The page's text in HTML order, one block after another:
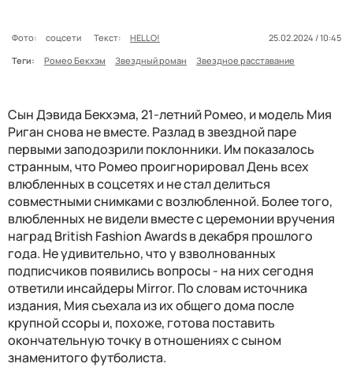
Фото: соцсети Текст: HELLO!
25.02.2024 / 10:45
Теги:
Ромео Бекхэм Звездный роман Звездное расставание
Сын Дэвида Бекхэма, 21-летний Ромео, и модель Мия
Риган снова не вместе. Разлад в звездной паре
первыми заподозрили поклонники. Им показалось
странным, что Ромео проигнорировал День всех
влюбленных в соцсетях и не стал делиться
совместными снимками с возлюбленной. Более того,
влюбленных не видели вместе с церемонии вручения
наград British Fashion Awards в декабря прошлого
года. Не удивительно, что у взволнованных
подписчиков появились вопросы - на них сегодня
ответили инсайдеры Mirror. По словам источника
издания, Мия съехала из их общего дома после
крупной ссоры и, похоже, готова поставить
окончательную точку в отношениях с сыном
знаменитого футболиста.